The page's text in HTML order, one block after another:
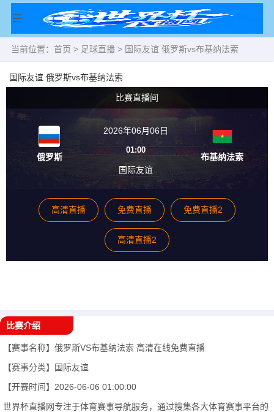
当前位置： 首页 > 足球直播 > 国际友谊 俄罗斯vs布基纳法索
国际友谊 俄罗斯vs布基纳法索
比赛直播间
俄罗斯
2026年06月06日
01:00
国际友谊
布基纳法索
高清直播 免费直播 免费直播2
高清直播2
比赛介绍
【赛事名称】 俄罗斯VS布基纳法索 高清在线免费直播
【赛事分类】
国际友谊
【开赛时间】 2026-06-06 01:00:00
世界杯直播网专注于体育赛事导航服务，通过搜集各大体育赛事平台的